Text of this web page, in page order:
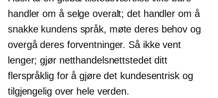
handler om å selge overalt; det handler om å
snakke kundens språk, møte deres behov og
overgå deres forventninger. Så ikke vent
lenger; gjør netthandelsnettstedet ditt
flerspråklig for å gjøre det kundesentriskog
tilgjengelig over hele verden.